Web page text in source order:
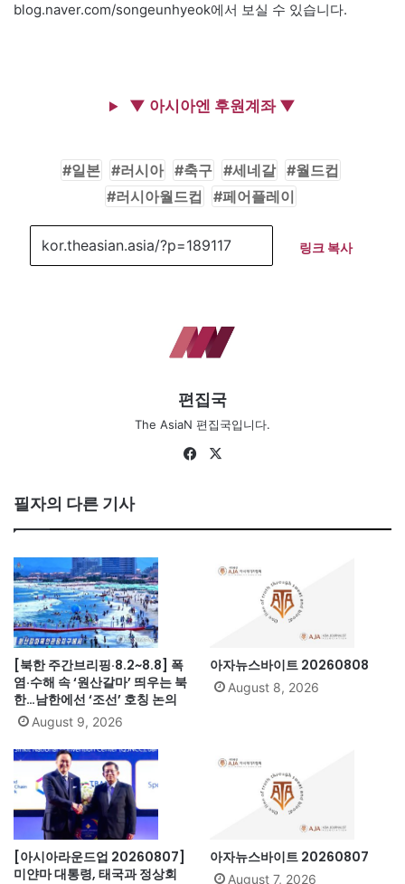
blog.naver.com/songeunhyeok에서 보실 수 있습니다.
▼ 아시아엔 후원계좌 ▼
일본 러시아 축구 세네갈
월드컵
러시아월드컵
페어플레이
링크 복사
편집국
The AsiaN 편집국입니다.
Fa
필자의 다른 기사
[북한 주간브리핑·8.2~8.8] 폭
염·수해 속 ‘원산갈마’ 띄우는 북
한…남한에선 ‘조선’ 호칭 논의
August 9, 2026
아자뉴스바이트 20260808
August 8, 2026
[아시아라운드업 20260807]
미얀마 대통령, 태국과 정상회
아자뉴스바이트 20260807
August 7, 2026